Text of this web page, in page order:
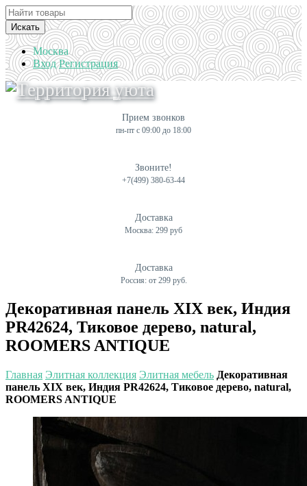
Искать
Москва
Вход Регистрация
Прием звонков
пн-пт с 09:00 до 18:00
Звоните!
+7(499) 380-63-44
Доставка
Москва: 299 руб
Доставка
Россия: от 299 руб.
Декоративная панель XIX век, Индия
PR42624, Тиковое дерево, natural,
ROOMERS ANTIQUE
Главная Элитная коллекция Элитная мебель Декоративная
панель XIX век, Индия PR42624, Тиковое дерево, natural,
ROOMERS ANTIQUE